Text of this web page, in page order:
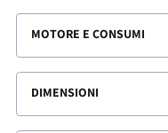
MOTORE E CONSUMI
DIMENSIONI